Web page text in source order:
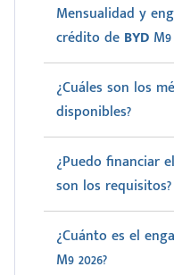
Mensualidad y
crédito de BYD
¿Cuáles son los
disponibles?
¿Puedo financiar
son los requisitos?
¿Cuánto es el
M9 2026?